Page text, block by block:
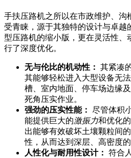
手扶压路机之所以在市政维护、沟
受青睐，源于其独特的设计与卓越
型压路机的缩小版，更在灵活性、
行了深度优化。
无与伦比的机动性： 其紧凑
其能够轻松进入大型设备无
槽、室内地面、停车场边缘
死角压实作业。
强劲的压实性能： 尽管体积
能提供巨大的激振力和优化的
出能够有效破坏土壤颗粒间
性，从而达到深层、高密度的
人性化与耐用性设计： 符合